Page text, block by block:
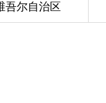
吾尔自治区